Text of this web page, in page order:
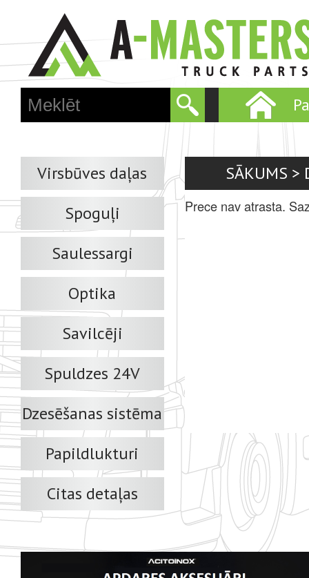
to
main
M
a
n
m
e
n
u
Virsbūves daļas
Spoguļi
Saulessargi
Optika
Savilcēji
Spuldzes 24V
Dzesēšanas sistēma
Papildlukturi
Citas detaļas
SĀKUMS >
Prece nav atrasta.